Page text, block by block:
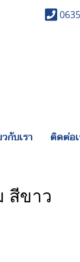
กับเรา ติดต่อ
สีขาว